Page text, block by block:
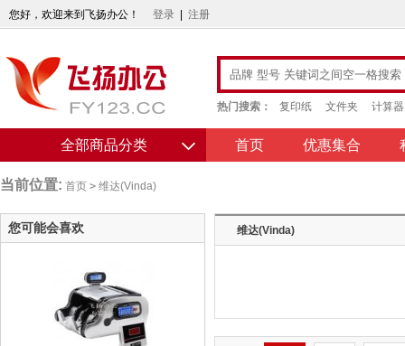
您好，欢迎来到飞扬办公！ 登录 注册
热门搜索： 复印纸 文件夹 计算器
全部商品分类 首页 优惠集合
当前位置: 首页 > 维达(Vinda)
您可能会喜欢 维达(Vinda)